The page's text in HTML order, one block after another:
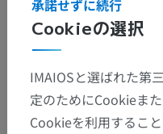
この翻訳に問
参考文献
Saladin KS.Anatomy &
ed.
Cookieの選択
承諾せずに続行
IMAIOSと選ばれた第
定のためにCookieま
Cookieを利用するこ